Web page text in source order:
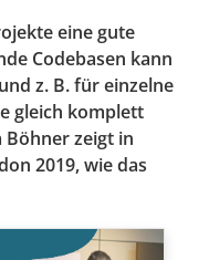
eine gute
Codebasen kann
z. B. für einzelne
gleich komplett
Böhner zeigt in
2019, wie das